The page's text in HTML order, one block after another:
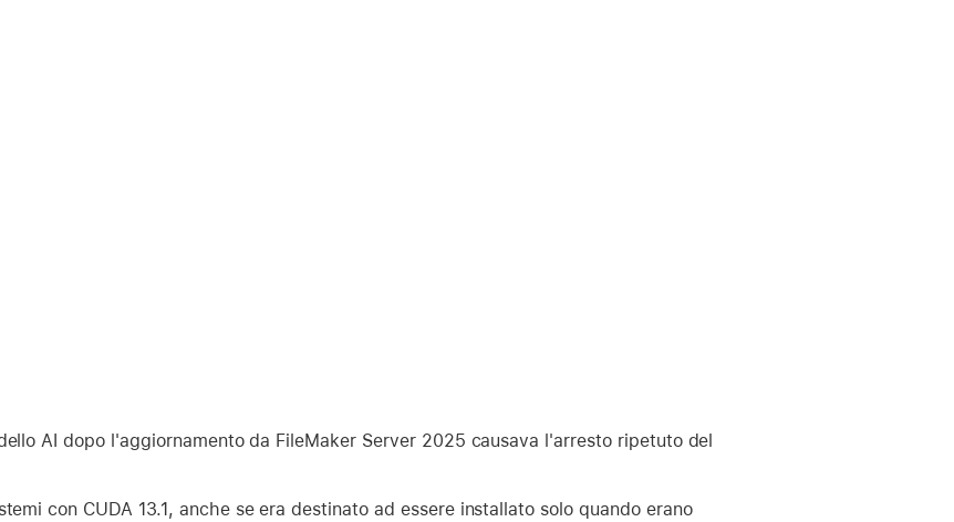
AI dopo l'aggiornamento da FileMaker Server 2025 causava l'arresto ripetuto del
con CUDA 13.1, anche se era destinato ad essere installato solo quando erano